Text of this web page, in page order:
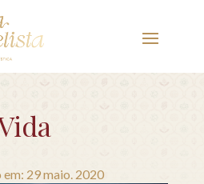
29 maio. 2020